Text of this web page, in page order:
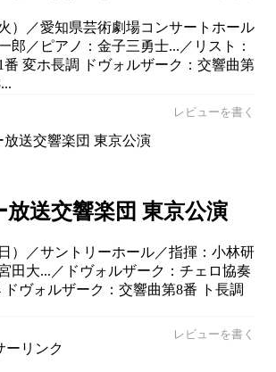
）／愛知県芸術劇場コンサートホール
郎／ピアノ：金子三勇士...／リスト：
番 変ホ長調 ドヴォルザーク：交響曲第
レビューを書く
送交響楽団 東京公演
）／サントリーホール／指揮：小林研
田大...／ドヴォルザーク：チェロ協奏
ドヴォルザーク：交響曲第8番 ト長調
レビューを書く
ーリンク